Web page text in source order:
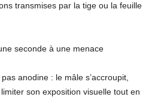
transmises par la tige ou la feuille
seconde à une menace
anodine : le mâle s’accroupit,
son exposition visuelle tout en